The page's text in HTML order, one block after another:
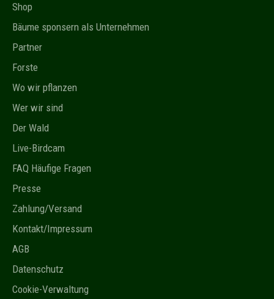
Shop
Bäume sponsern als Unternehmen
Partner
Forste
Wo wir pflanzen
Wer wir sind
Der Wald
Live-Birdcam
FAQ Häufige Fragen
Presse
Zahlung/Versand
Kontakt/Impressum
AGB
Datenschutz
Cookie-Verwaltung